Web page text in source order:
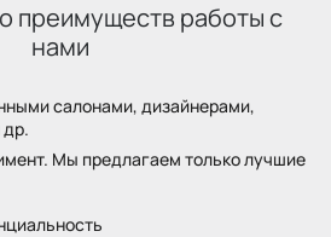
преимуществ работы с
нами
салонами, дизайнерами,
др.
Мы предлагаем только лучшие